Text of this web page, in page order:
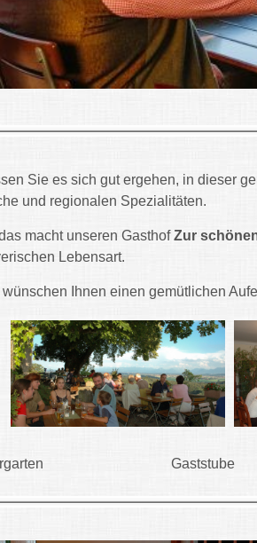
Sie es sich gut ergehen, in dieser
und regionalen Spezialitäten.
macht unseren GasthofZur
Lebensart.
wünschen Ihnen einen gemütlichen
Gaststube